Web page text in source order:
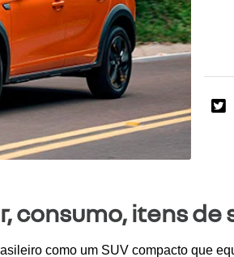
consumo, itens de
como um SUV compacto que